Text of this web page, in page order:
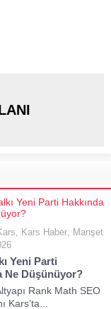
, Kars Haber, Manşet
Yeni Parti
Ne Düşünüyor?
Rank Math SEO
Kars’ta...